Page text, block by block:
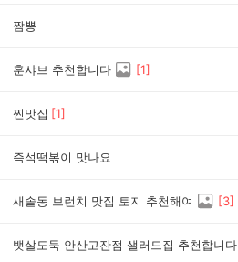
짬뽕
훈샤브 추천합니다 [1]
찐맛집 [1]
즉석떡볶이 맛나요
새솔동 브런치 맛집 토지 추천해여 [3]
뱃살도둑 안산고잔점 샐러드집 추천합니다